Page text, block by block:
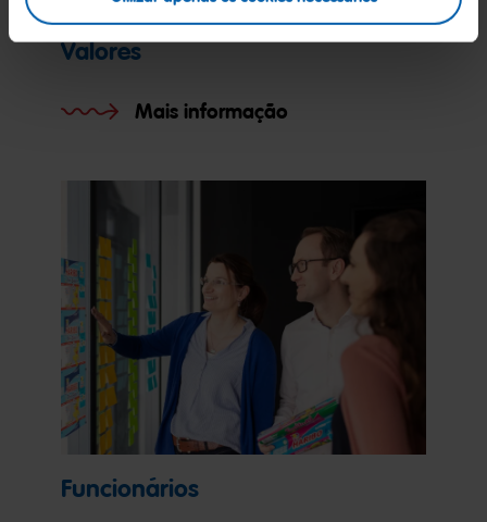
Valores
Mais informação
Funcionários